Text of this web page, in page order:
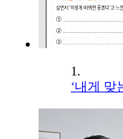
1.
‘내게 맞